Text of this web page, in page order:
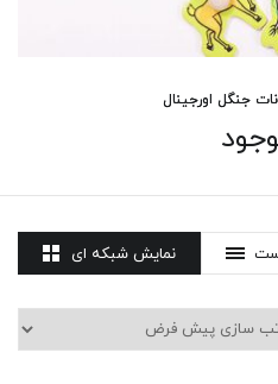
جنگل اورجینال
نمایش شبکه ای